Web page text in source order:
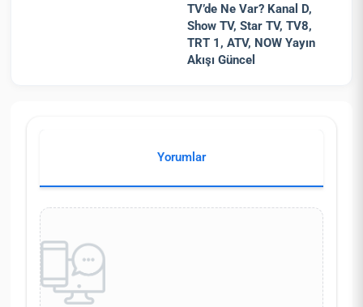
TV’de Ne Var? Kanal D,
Show TV, Star TV, TV8,
TRT 1, ATV, NOW Yayın
Akışı Güncel
Yorumlar